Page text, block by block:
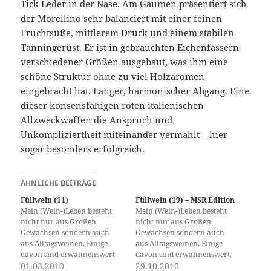
Tick Leder in der Nase. Am Gaumen präsentiert sich
der Morellino sehr balanciert mit einer feinen
Fruchtsüße, mittlerem Druck und einem stabilen
Tanningerüst. Er ist in gebrauchten Eichenfässern
verschiedener Größen ausgebaut, was ihm eine
schöne Struktur ohne zu viel Holzaromen
eingebracht hat. Langer, harmonischer Abgang. Eine
dieser konsensfähigen roten italienischen
Allzweckwaffen die Anspruch und
Unkompliziertheit miteinander vermählt – hier
sogar besonders erfolgreich.
ÄHNLICHE BEITRÄGE
Füllwein (11)
Mein (Wein-)Leben besteht
nicht nur aus Großen
Gewächsen sondern auch
aus Alltagsweinen. Einige
davon sind erwähnenswert,
über andere decke ich den
01.03.2010
Füllwein (19) – MSR Edition
Mein (Wein-)Leben besteht
nicht nur aus Großen
Gewächsen sondern auch
aus Alltagsweinen. Einige
davon sind erwähnenswert,
über andere decke ich den
29.10.2010